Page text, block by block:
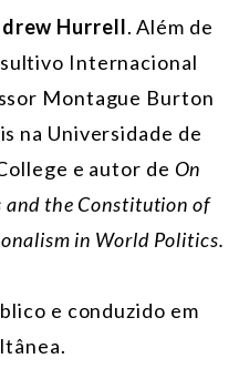
Hurrell. Além de
Internacional
Montague Burton
na Universidade de
e autor de On
and the Constitution of
in World Politics.
e conduzido em